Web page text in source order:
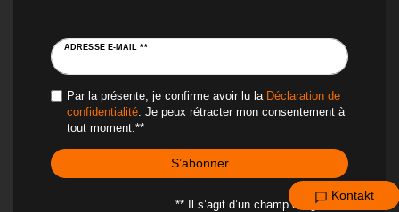
Kontakt
ADRESSE E-MAIL **
Par la présente, je confirme avoir lu la Déclaration de
confidentialité. Je peux rétracter mon consentement à
tout moment.**
S’abonner
** Il s’agit d’un champ obligatoire.